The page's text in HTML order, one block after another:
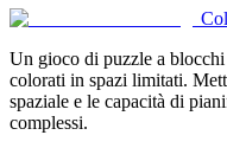
Un gioco di puzzle a
colorati in spazi limitati.
spaziale e le capacità di
complessi.